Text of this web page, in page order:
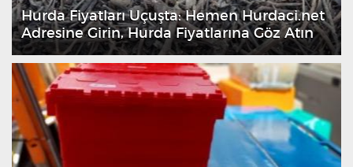
Hurda Fiyatları Uçuşta: Hemen Hurdaci.net
Adresine Girin, Hurda Fiyatlarına Göz Atın